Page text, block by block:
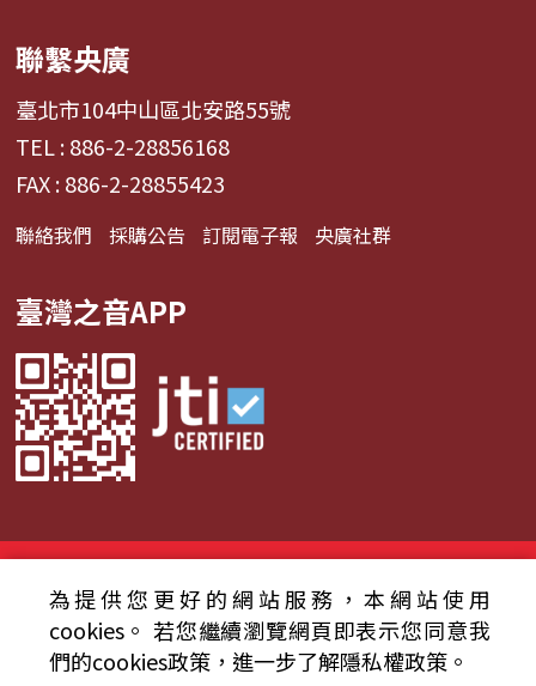
聯繫央廣
臺北市104中山區北安路55號
TEL : 886-2-28856168
FAX : 886-2-28855423
聯絡我們 採購公告 訂閱電子報 央廣社群
臺灣之音APP
© 2024財團法人中央廣播電臺 版權所有
資通安全政策聲明
服務條款 隱私權條款
為提供您更好的網站服務，本網站使用
cookies。 若您繼續瀏覽網頁即表示您同意我
們的cookies政策，進一步了解隱私權政策。